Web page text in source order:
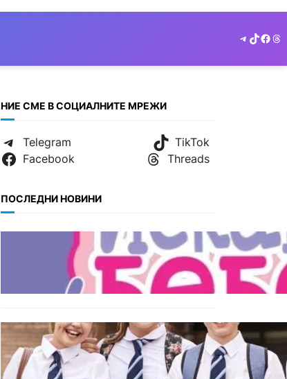
Telegram
TikTok
НИЕ СМЕ В СОЦИАЛНИТЕ МРЕЖИ
Telegram
TikTok
Facebook
Threads
ПОСЛЕДНИ НОВИНИ
Инвитро подкрепата под
въпрос? „Искам бебе“ се
обяви срещу
прехвърлянето на Центъра
ИКОНОМИКА
Колко ще струват
училищните униформи във
Варна тази година